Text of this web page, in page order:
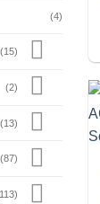
(4)
(15)
(2)
(13)
(87)